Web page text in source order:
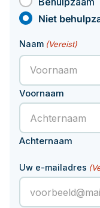
Niet
Naam (Vereist)
Voornaam
Achternaam
Uw e-mailadres